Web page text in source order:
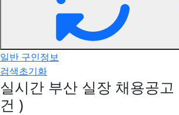
일반 구인정보
검색초기화
실시간 부산 실장 채용공고
건 )